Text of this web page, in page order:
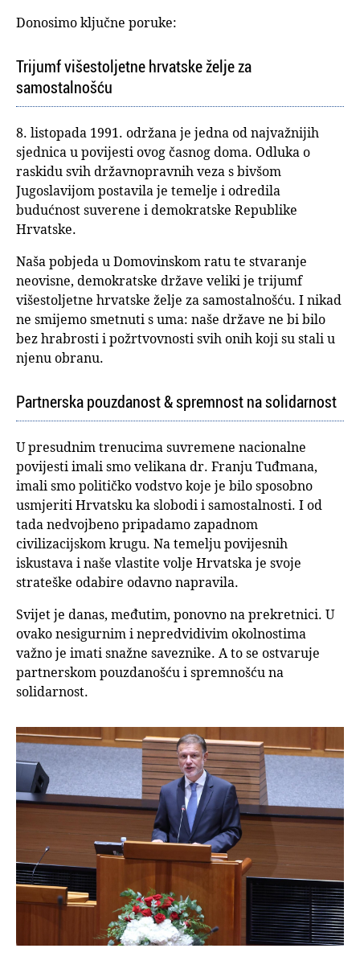
Donosimo ključne poruke:
Trijumf višestoljetne hrvatske želje za
samostalnošću
8. listopada 1991. održana je jedna od najvažnijih
sjednica u povijesti ovog časnog doma. Odluka o
raskidu svih državnopravnih veza s bivšom
Jugoslavijom postavila je temelje i odredila
budućnost suverene i demokratske Republike
Hrvatske.
Naša pobjeda u Domovinskom ratu te stvaranje
neovisne, demokratske države veliki je trijumf
višestoljetne hrvatske želje za samostalnošću. I nikad
ne smijemo smetnuti s uma: naše države ne bi bilo
bez hrabrosti i požrtvovnosti svih onih koji su stali u
njenu obranu.
Partnerska pouzdanost & spremnost na solidarnost
U presudnim trenucima suvremene nacionalne
povijesti imali smo velikana dr. Franju Tuđmana,
imali smo političko vodstvo koje je bilo sposobno
usmjeriti Hrvatsku ka slobodi i samostalnosti. I od
tada nedvojbeno pripadamo zapadnom
civilizacijskom krugu. Na temelju povijesnih
iskustava i naše vlastite volje Hrvatska je svoje
strateške odabire odavno napravila.
Svijet je danas, međutim, ponovno na prekretnici. U
ovako nesigurnim i nepredvidivim okolnostima
važno je imati snažne saveznike. A to se ostvaruje
partnerskom pouzdanošću i spremnošću na
solidarnost.